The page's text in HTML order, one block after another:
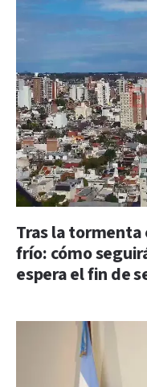
Tras la tormenta
frío: cómo
espera el fin de